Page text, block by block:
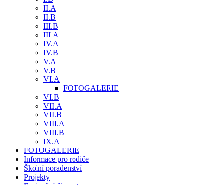
II.A
II.B
III.B
III.A
IV.A
IV.B
V.A
V.B
VI.A
FOTOGALERIE
VI.B
VII.A
VII.B
VIII.A
VIII.B
IX.A
FOTOGALERIE
Informace pro rodiče
Školní poradenství
Projekty